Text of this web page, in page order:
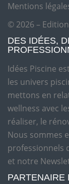
Mentions
© 2026 –
DES IDÉES,
Idées Piscine
les univers
mettons en
wellness avec
réaliser, le
Nous sommes
professionnels
et notre
PARTENAIRE